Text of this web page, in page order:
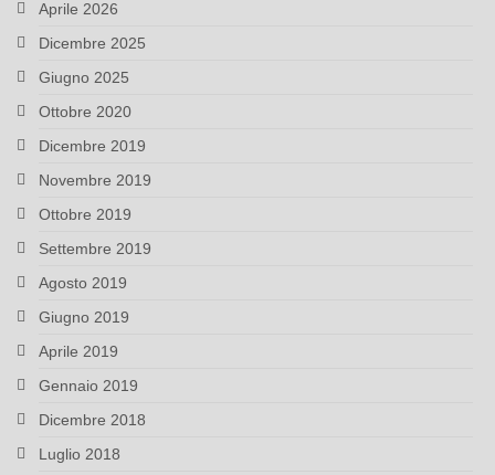
Aprile 2026
Dicembre 2025
Giugno 2025
Ottobre 2020
Dicembre 2019
Novembre 2019
Ottobre 2019
Settembre 2019
Agosto 2019
Giugno 2019
Aprile 2019
Gennaio 2019
Dicembre 2018
Luglio 2018